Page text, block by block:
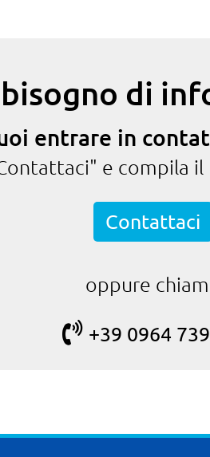
di
entrare in
e compila
Contattaci
oppure
+39 0964